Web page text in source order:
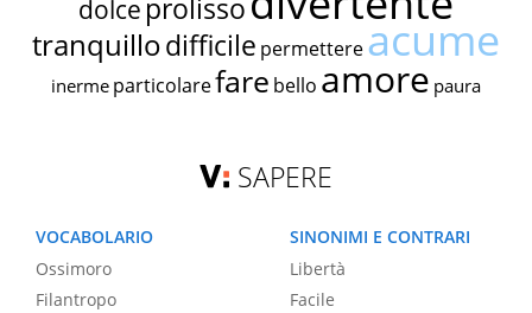
dolce prolisso
tranquillodifficile permettereacume
inerme particolarefare bello amore paura
SAPERE
VOCABOLARIO
Ossimoro
Filantropo
SINONIMI E CONTRARI
Libertà
Facile